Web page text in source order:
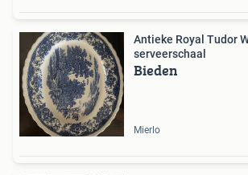
Antieke Royal Tudor
serveerschaal
Bieden
Mierlo